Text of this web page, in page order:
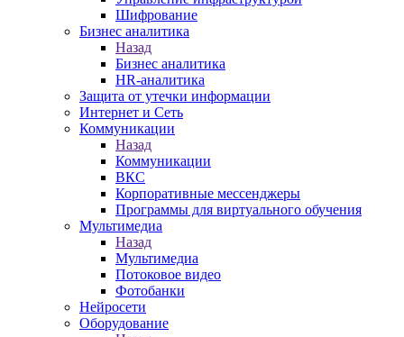
Шифрование
Бизнес аналитика
Назад
Бизнес аналитика
HR-аналитика
Защита от утечки информации
Интернет и Сеть
Коммуникации
Назад
Коммуникации
ВКС
Корпоративные мессенджеры
Программы для виртуального обучения
Мультимедиа
Назад
Мультимедиа
Потоковое видео
Фотобанки
Нейросети
Оборудование